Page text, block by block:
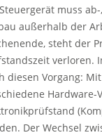
muss
außerhalb der
steht der
verloren.
diesen Vorgang:
Hardware-
Der Wechsel